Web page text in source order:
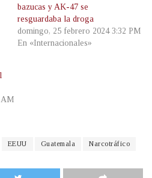
bazucas y AK-47 se
resguardaba la droga
domingo, 25 febrero 2024 3:32 PM
En «Internacionales»
AM
EEUU Guatemala Narcotráfico